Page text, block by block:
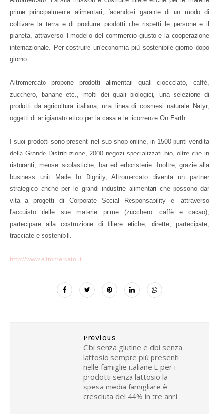
prime principalmente alimentari, facendosi garante di un modo di
coltivare la terra e di produrre prodotti che rispetti
le persone e il
pianeta, attraverso il modello del commercio giusto e la cooperazione
internazionale. Per costruire un'economia più sostenibile giorno dopo
giorno.
Altromercato propone prodotti alimentari quali cioccolato, caffè,
zucchero, banane etc., molti dei quali biologici, una selezione di
prodotti da agricoltura italiana, una linea di cosmesi naturale Natyr,
oggetti di artigianato etico per la casa e le ricorrenze On Earth.
I suoi prodotti sono presenti nel suo shop online, in 1500 punti vendita
della Grande Distribuzione, 2000 negozi specializzati bio, oltre che in
ristoranti, mense scolastiche, bar ed erboristerie. Inoltre, grazie alla
business unit Made In Dignity, Altromercato diventa un partner
strategico anche per le grandi industrie alimentari che possono dar
vita a progetti di Corporate Social Responsability e, attraverso
l'acquisto delle sue materie prime (zucchero, caffè e cacao),
partecipare alla costruzione di filiere etiche, dirette, partecipate,
tracciate e sostenibili.
http://www.altromercato.it
Previous
Cibi senza glutine e cibi senza
lattosio sempre più presenti
nelle famiglie italiane E per i
prodotti senza lattosio la
spesa media famigliare è
cresciuta del 44% in tre anni